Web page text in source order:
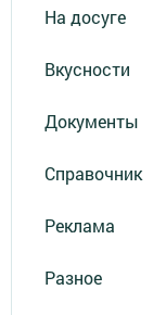
На досуге
Вкусности
Документы
Справочник
Реклама
Разное